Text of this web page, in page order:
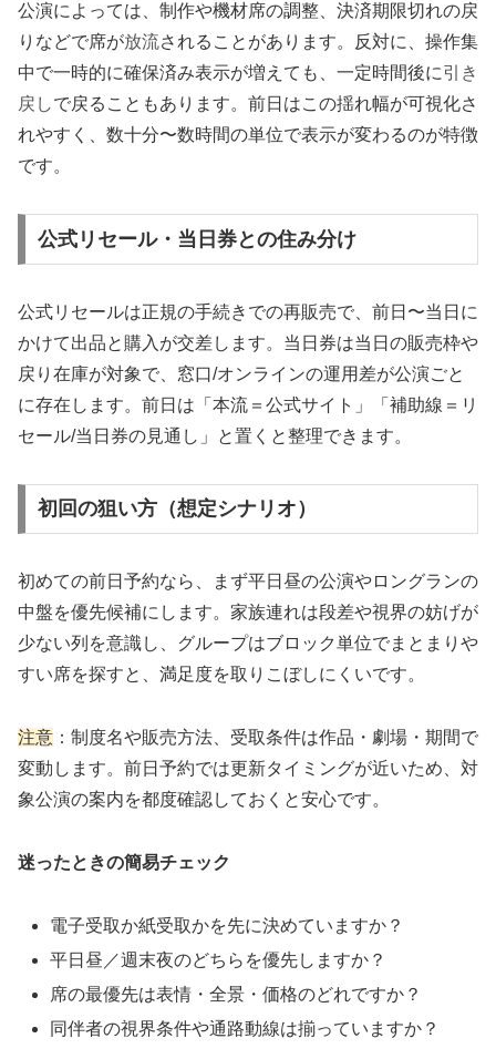
公演によっては、制作や機材席の調整、決済期限切れの戻
りなどで席が放流されることがあります。反対に、操作集
中で一時的に確保済み表示が増えても、一定時間後に引き
戻しで戻ることもあります。前日はこの揺れ幅が可視化さ
れやすく、数十分〜数時間の単位で表示が変わるのが特徴
です。
公式リセール・当日券との住み分け
公式リセールは正規の手続きでの再販売で、前日〜当日に
かけて出品と購入が交差します。当日券は当日の販売枠や
戻り在庫が対象で、窓口/オンラインの運用差が公演ごと
に存在します。前日は「本流＝公式サイト」「補助線＝リ
セール/当日券の見通し」と置くと整理できます。
初回の狙い方（想定シナリオ）
初めての前日予約なら、まず平日昼の公演やロングランの
中盤を優先候補にします。家族連れは段差や視界の妨げが
少ない列を意識し、グループはブロック単位でまとまりや
すい席を探すと、満足度を取りこぼしにくいです。
注意 ：制度名や販売方法、受取条件は作品・劇場・期間で
変動します。前日予約では更新タイミングが近いため、対
象公演の案内を都度確認しておくと安心です。
迷ったときの簡易チェック
電子受取か紙受取かを先に決めていますか？
平日昼／週末夜のどちらを優先しますか？
席の最優先は表情・全景・価格のどれですか？
同伴者の視界条件や通路動線は揃っていますか？